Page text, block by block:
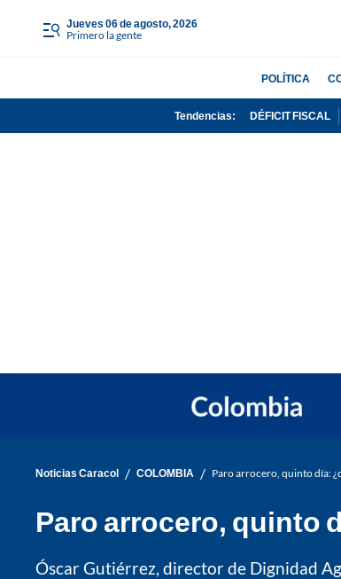
jueves 06 de agosto, 2026
Primero la gente
POLÍTICA
Tendencias: DÉFICIT FISCAL
Noticias Caracol / COLOMBIA / Paro arrocero, quinto día:
Paro arrocero, quinto
Óscar Gutiérrez, director de Dignidad